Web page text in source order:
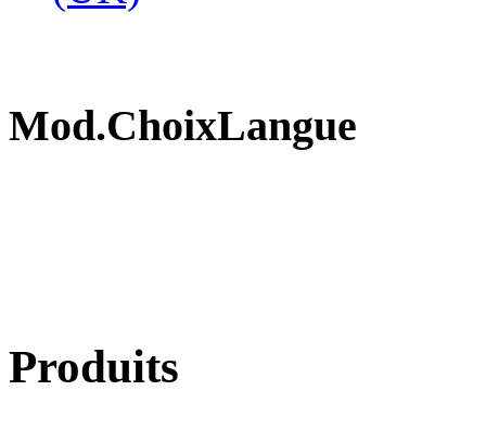
Mod.ChoixLangue
Produits